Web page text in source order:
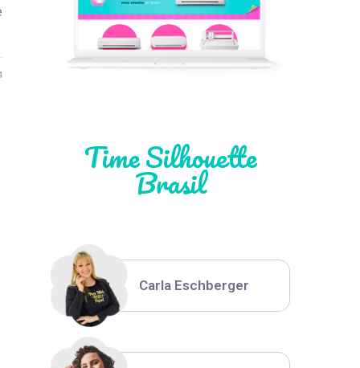
Time Silhouette
Brasil
Léia Pastori
Thiara Ney
Carla Eschberger